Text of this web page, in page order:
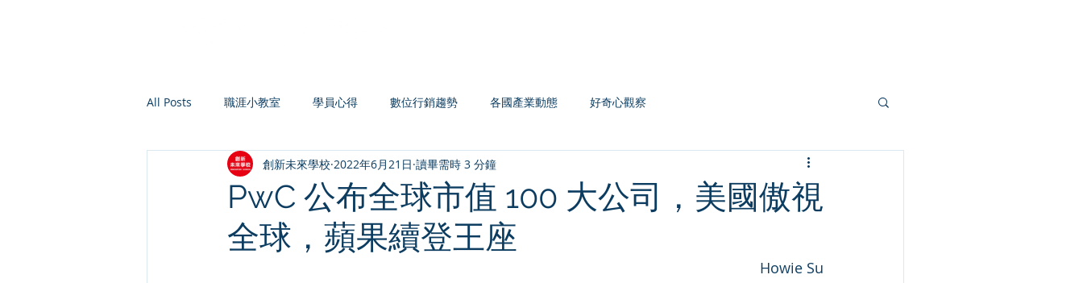
All Posts 職涯小教室 學員心得 數位行銷趨勢 各國產業動態 好奇心觀察
PwC 公布全球市值 100 大公司，美國傲視
全球，蘋果續登王座
創新未來學校 2022年6月21日 讀畢需時 3 分鐘
Howie Su